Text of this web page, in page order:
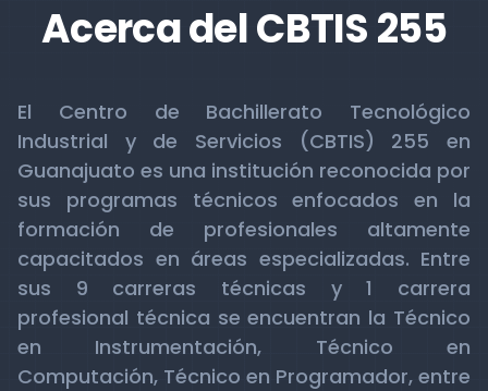
Acerca del CBTIS 255
El Centro de Bachillerato Tecnológico
Industrial y de Servicios (CBTIS) 255 en
Guanajuato es una institución reconocida por
sus programas técnicos enfocados en la
formación de profesionales altamente
capacitados en áreas especializadas. Entre
sus 9 carreras técnicas y 1 carrera
profesional técnica se encuentran la Técnico
en Instrumentación, Técnico en
Computación, Técnico en Programador, entre